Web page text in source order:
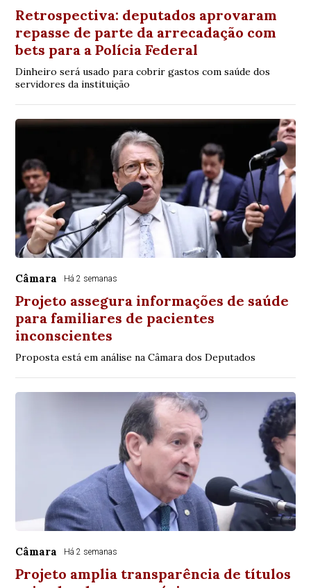
Retrospectiva: deputados aprovaram
repasse de parte da arrecadação com
bets para a Polícia Federal
Dinheiro será usado para cobrir gastos com saúde dos
servidores da instituição
Câmara Há 2 semanas
Projeto assegura informações de saúde
para familiares de pacientes
inconscientes
Proposta está em análise na Câmara dos Deputados
Câmara Há 2 semanas
Projeto amplia transparência de títulos